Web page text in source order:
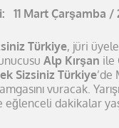
11 Mart Çarşamba /
Türkiye, jüri
Alp Kırşan ile
Sizsiniz Türkiye’de
vuracak.
eğlenceli dakikalar